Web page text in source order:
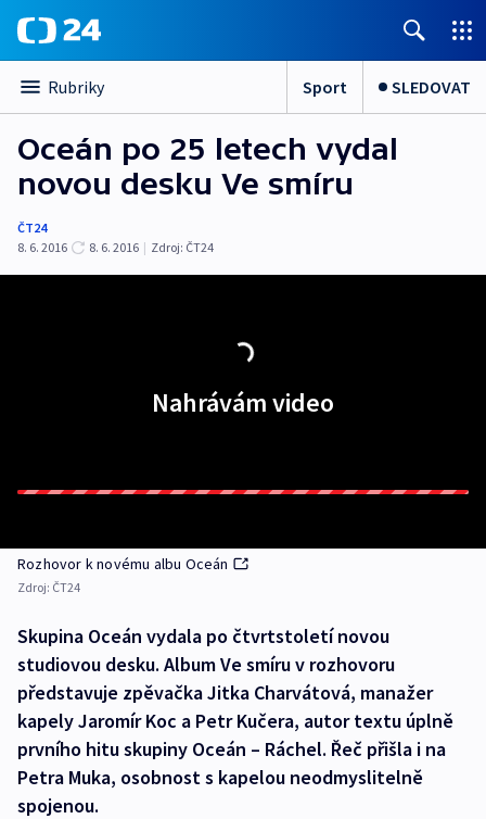
Rubriky Sport SLEDOVAT
Oceán po 25 letech vydal
novou desku Ve smíru
ČT24
8. 6. 2016
8. 6. 2016 | Zdroj: ČT24
Nahrávám video
Rozhovor k novému albu Oceán
Zdroj: ČT24
Skupina Oceán vydala po čtvrtstoletí novou
studiovou desku. Album Ve smíru v rozhovoru
představuje zpěvačka Jitka Charvátová, manažer
kapely Jaromír Koc a Petr Kučera, autor textu úplně
prvního hitu skupiny Oceán – Ráchel. Řeč přišla i na
Petra Muka, osobnost s kapelou neodmyslitelně
spojenou.